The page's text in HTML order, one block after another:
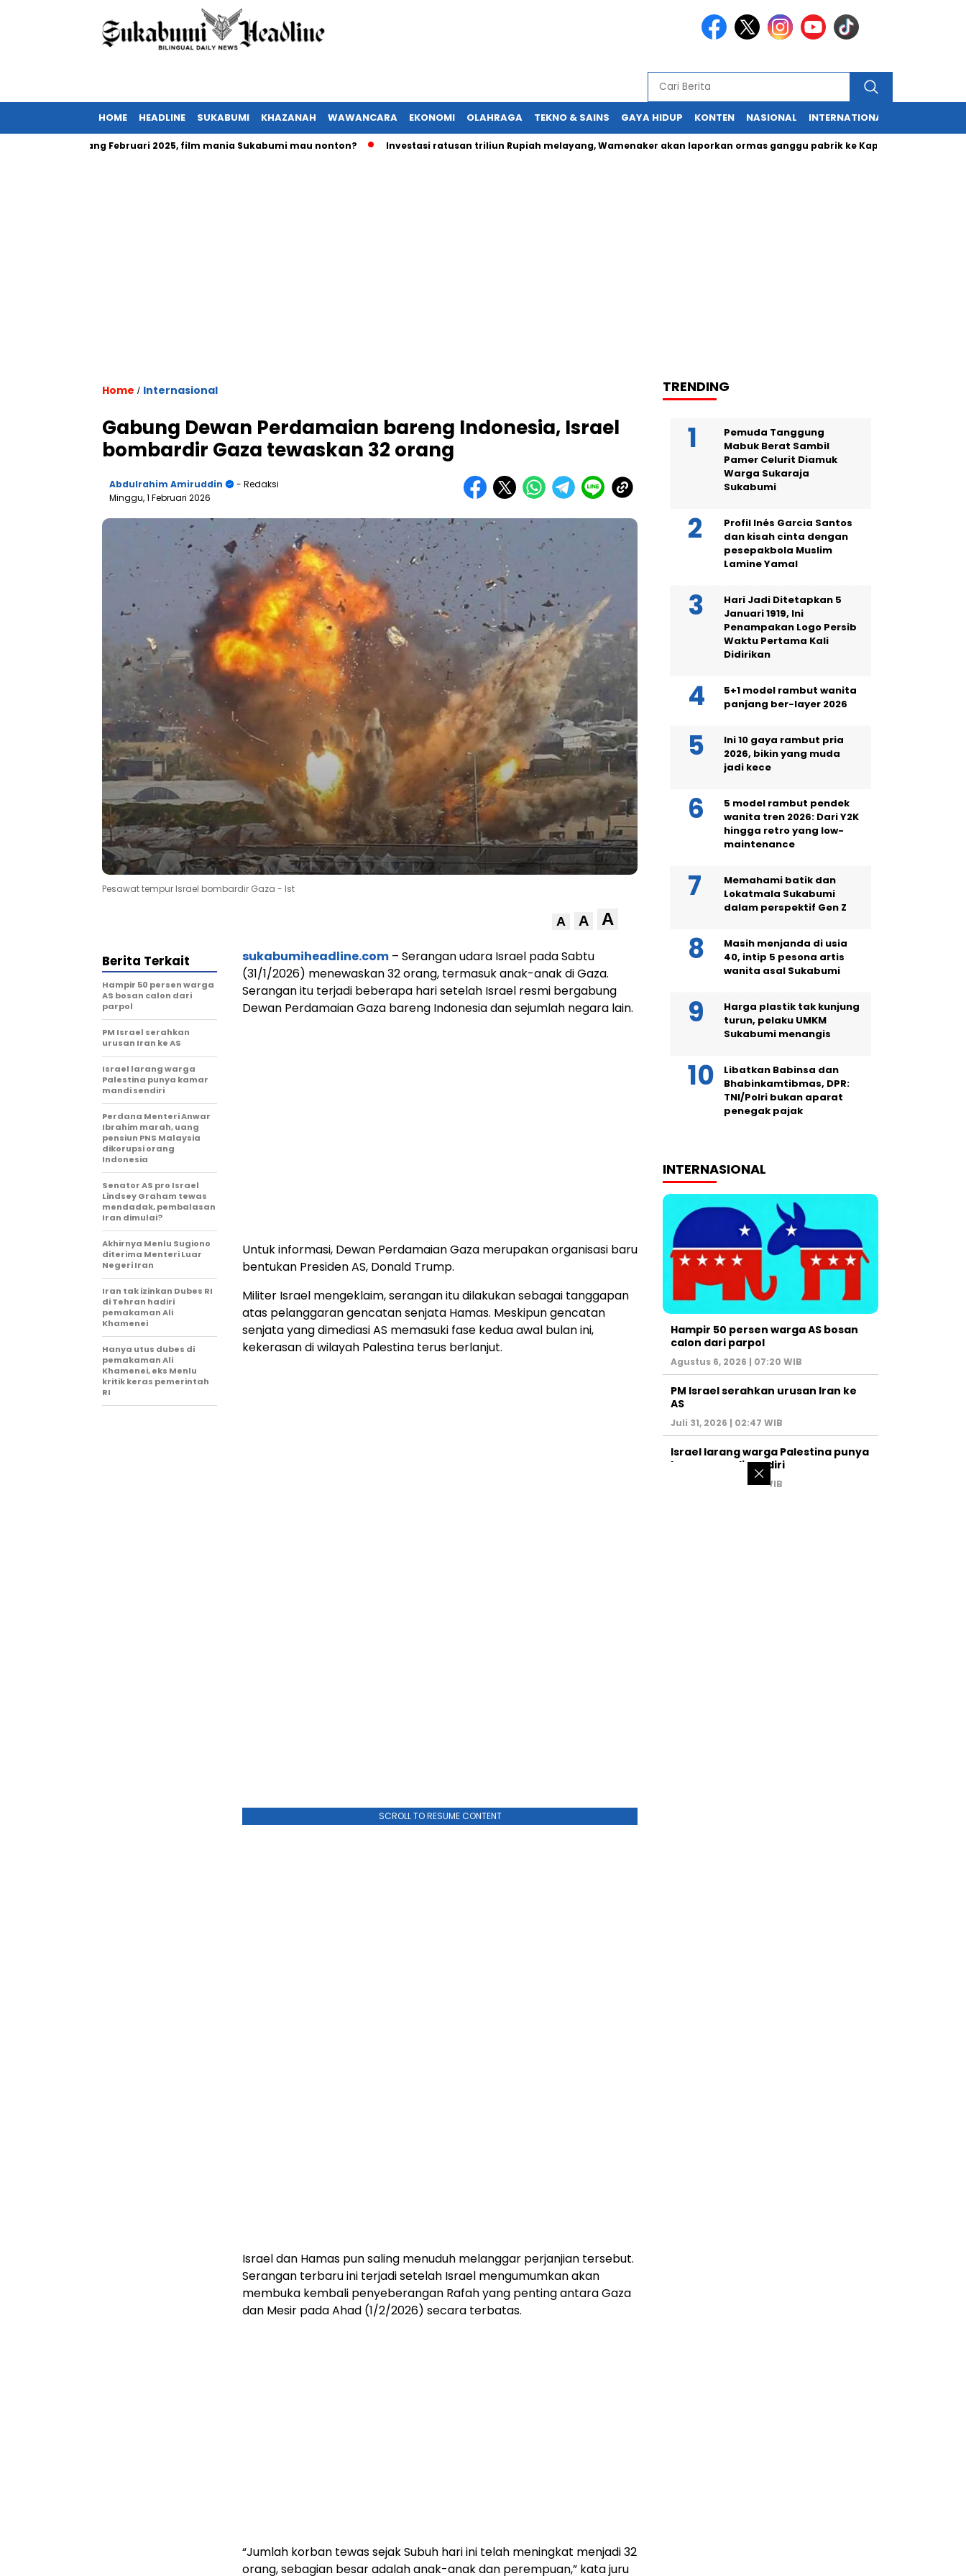
HOME HEADLINE SUKABUMI KHAZANAH WAWANCARA EKONOMI OLAHRAGA TEKNO & SAINS GAYA HIDUP KONTEN NASIONAL INTERNATIONAL
tayang Februari 2025, film mania Sukabumi mau nonton? Investasi ratusan triliun Rupiah melayang, Wamenaker akan laporkan ormas ganggu pabrik ke Kapolri
Home / Internasional
Gabung Dewan Perdamaian bareng Indonesia, Israel
bombardir Gaza tewaskan 32 orang
Abdulrahim Amiruddin
- Redaksi
Minggu, 1 Februari 2026
Pesawat tempur Israel bombardir Gaza - Ist
A A A
sukabumiheadline.com – Serangan udara Israel pada Sabtu
(31/1/2026) menewaskan 32 orang, termasuk anak-anak di Gaza.
Serangan itu terjadi beberapa hari setelah Israel resmi bergabung
Dewan Perdamaian Gaza bareng Indonesia dan sejumlah negara lain.
Untuk informasi, Dewan Perdamaian Gaza merupakan organisasi baru
bentukan Presiden AS, Donald Trump.
Militer Israel mengeklaim, serangan itu dilakukan sebagai tanggapan
atas pelanggaran gencatan senjata Hamas. Meskipun gencatan
senjata yang dimediasi AS memasuki fase kedua awal bulan ini,
kekerasan di wilayah Palestina terus berlanjut.
SCROLL TO RESUME CONTENT
Israel dan Hamas pun saling menuduh melanggar perjanjian tersebut.
Serangan terbaru ini terjadi setelah Israel mengumumkan akan
membuka kembali penyeberangan Rafah yang penting antara Gaza
dan Mesir pada Ahad (1/2/2026) secara terbatas.
“Jumlah korban tewas sejak Subuh hari ini telah meningkat menjadi 32
orang, sebagian besar adalah anak-anak dan perempuan,” kata juru
Berita Terkait
Hampir 50 persen warga
AS bosan calon dari
parpol
PM Israel serahkan
urusan Iran ke AS
Israel larang warga
Palestina punya kamar
mandi sendiri
Perdana Menteri Anwar
Ibrahim marah, uang
pensiun PNS Malaysia
dikorupsi orang
Indonesia
Senator AS pro Israel
Lindsey Graham tewas
mendadak, pembalasan
Iran dimulai?
Akhirnya Menlu Sugiono
diterima Menteri Luar
Negeri Iran
Iran tak izinkan Dubes RI
di Tehran hadiri
pemakaman Ali
Khamenei
Hanya utus dubes di
pemakaman Ali
Khamenei, eks Menlu
kritik keras pemerintah
RI
TRENDING
Pemuda Tanggung
Mabuk Berat Sambil
Pamer Celurit Diamuk
Warga Sukaraja
Sukabumi
Profil Inés Garcia Santos
dan kisah cinta dengan
pesepakbola Muslim
Lamine Yamal
Hari Jadi Ditetapkan 5
Januari 1919, Ini
Penampakan Logo Persib
Waktu Pertama Kali
Didirikan
5+1 model rambut wanita
panjang ber-layer 2026
Ini 10 gaya rambut pria
2026, bikin yang muda
jadi kece
5 model rambut pendek
wanita tren 2026: Dari Y2K
hingga retro yang low-
maintenance
Memahami batik dan
Lokatmala Sukabumi
dalam perspektif Gen Z
Masih menjanda di usia
40, intip 5 pesona artis
wanita asal Sukabumi
Harga plastik tak kunjung
turun, pelaku UMKM
Sukabumi menangis
Libatkan Babinsa dan
Bhabinkamtibmas, DPR:
TNI/Polri bukan aparat
penegak pajak
INTERNASIONAL
Hampir 50 persen warga AS bosan
calon dari parpol
Agustus 6, 2026 | 07:20 WIB
PM Israel serahkan urusan Iran ke
AS
Juli 31, 2026 | 02:47 WIB
Israel larang warga Palestina punya
kamar mandi sendiri
Juli 22, 2026 | 14:50 WIB